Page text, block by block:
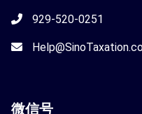
929-520-0251
微信号